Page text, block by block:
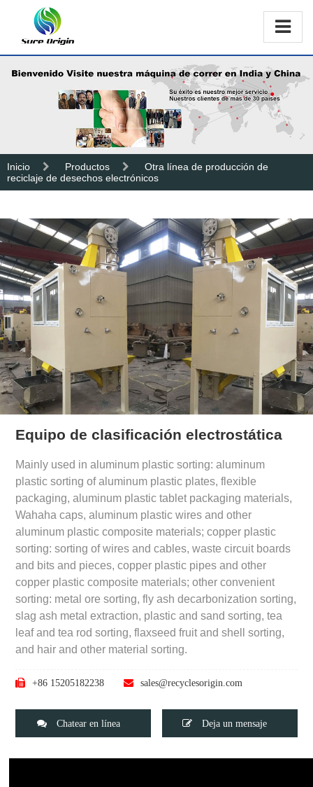
Inicio Productos
Otra línea de producción de
reciclaje de desechos electrónicos
Equipo de clasificación electrostática
Mainly used in aluminum plastic sorting: aluminum
plastic sorting of aluminum plastic plates, flexible
packaging, aluminum plastic tablet packaging materials,
Wahaha caps, aluminum plastic wires and other
aluminum plastic composite materials; copper plastic
sorting: sorting of wires and cables, waste circuit boards
and bits and pieces, copper plastic pipes and other
copper plastic composite materials; other convenient
sorting: metal ore sorting, fly ash decarbonization sorting,
slag ash metal extraction, plastic and sand sorting, tea
leaf and tea rod sorting, flaxseed fruit and shell sorting,
and hair and other material sorting.
+86 15205182238 sales@recyclesorigin.com
Chatear en línea Deja un mensaje